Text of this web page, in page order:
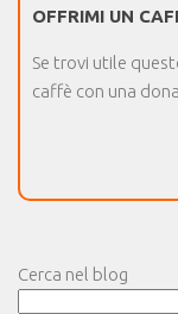
OFFRIMI UN
Se trovi utile
caffè con una
Cerca nel blog